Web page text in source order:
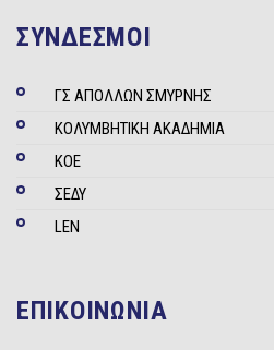
ΣΥΝΔΕΣΜΟΙ
ΓΣ ΑΠΟΛΛΩΝ ΣΜΥΡΝΗΣ
ΚΟΛΥΜΒΗΤΙΚΗ ΑΚΑΔΗΜΙΑ
ΚΟΕ
ΣΕΔΥ
LEN
ΕΠΙΚΟΙΝΩΝΙΑ